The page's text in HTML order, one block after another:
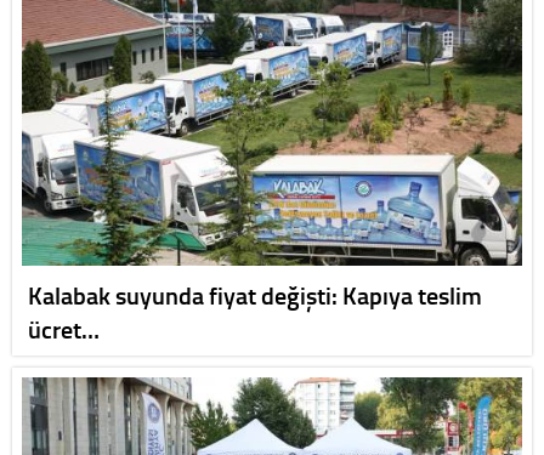
Kalabak suyunda fiyat değişti: Kapıya teslim
ücret…